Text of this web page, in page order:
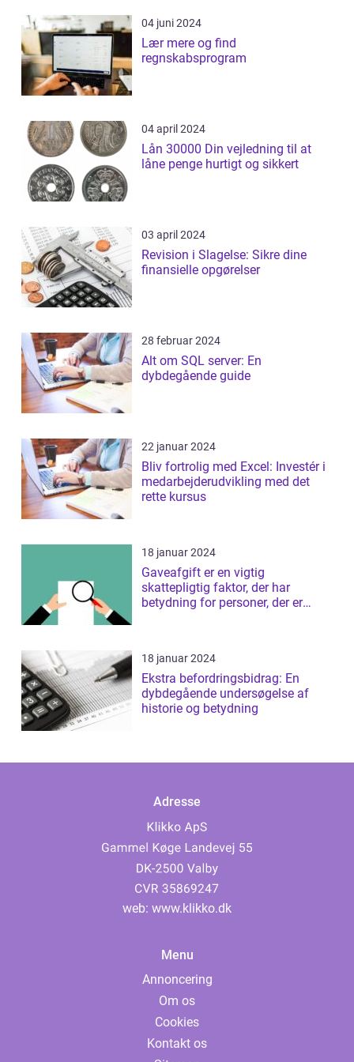
04 juni 2024
Lær mere og find
regnskabsprogram
04 april 2024
Lån 30000 Din vejledning til at
låne penge hurtigt og sikkert
03 april 2024
Revision i Slagelse: Sikre dine
finansielle opgørelser
28 februar 2024
Alt om SQL server: En
dybdegående guide
22 januar 2024
Bliv fortrolig med Excel: Investér i
medarbejderudvikling med det
rette kursus
18 januar 2024
Gaveafgift er en vigtig
skattepligtig faktor, der har
betydning for personer, der er
18 januar 2024
Ekstra befordringsbidrag: En
dybdegående undersøgelse af
historie og betydning
Adresse
web: www.klikko.dk
Menu
Annoncering
Om os
Cookies
Kontakt os